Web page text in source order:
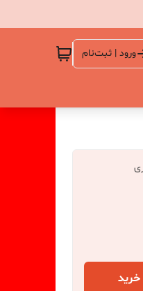
ورود | ثبت‌نام
خرید